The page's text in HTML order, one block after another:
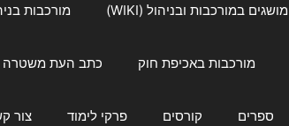
מושגים במורכבות ובניהול (WIKI) מורכבות
מורכבות באכיפת חוק כתב העת משטרה
ספרים קורסים פרקי לימוד צור